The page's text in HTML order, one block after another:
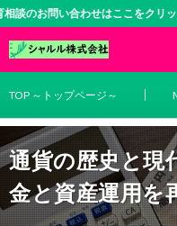
わせはここをクリック！
TOP ～トップページ～
通貨の歴史と現
金と資産運用を